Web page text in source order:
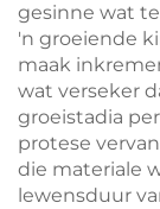
gesinne wat
'n groeiende
maak
wat verseker
groeistadia
protese
die materiale
lewensduur